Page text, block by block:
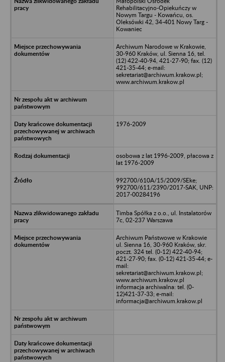
Rehabilitacyjno-Opiekuńczy w
Nowym Targu - Kowańcu, os.
Oleksówki 42, 34-401 Nowy Targ -
Kowaniec
Archiwum Narodowe w Krakowie,
30-960 Kraków, ul. Sienna 16, tel.
(12) 422-40-94, 421-27-90; fax. (12)
421-35-44; e-mail:
sekretariat@archiwum.krakow.pl;
www.archiwum.krakow.pl
1976-2009
osobowa z lat 1996-2009, płacowa z
lat 1976-2009
992700/610A/15/2009/SEke;
992700/611/2390/2017-SAK, UNP:
2017-00284196
Timba Spółka z o.o., ul. Instalatorów
7c, 02-237 Warszawa
Archiwum Państwowe w Krakowie
ul. Sienna 16, 30-960 Kraków, skr.
poczt. 324 tel. (0-12) 422-40-94;
421-27-90; fax. (0-12) 421-35-44; e-
mail:
sekretariat@archiwum.krakow.pl;
www.archiwum.krakow.pl
informacja archiwalna: tel. (0-
12)421-37-33; e-mail:
informacja@archiwum.krakow.pl